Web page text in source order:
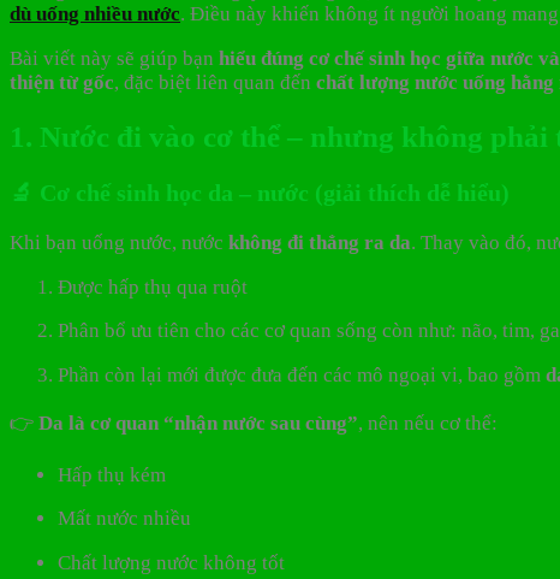
dù uống nhiều nước. Điều này khiến không ít người hoang
Bài viết này sẽ giúp bạn hiểu đúng cơ chế sinh học giữa nước
thiện từ gốc, đặc biệt liên quan đến chất lượng nước uống hằng
1. Nước đi vào cơ thể – nhưng không phải
🔬 Cơ chế sinh học da – nước (giải thích dễ hiểu)
Khi bạn uống nước, nước không đi thẳng ra da. Thay vào đó,
Được hấp thụ qua ruột
Phân bổ ưu tiên cho các cơ quan sống còn như: não, tim,
Phần còn lại mới được đưa đến các mô ngoại vi, bao gồm
👉 Da là cơ quan “nhận nước sau cùng”, nên nếu cơ thể:
Hấp thụ kém
Mất nước nhiều
Chất lượng nước không tốt